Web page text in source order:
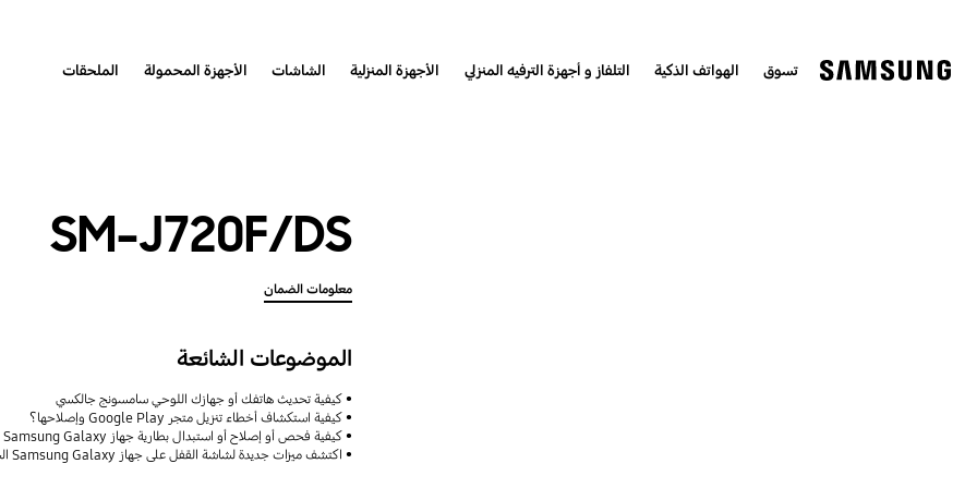
تسوق الهواتف الذكية التلفاز و أجهزة الترفيه المنزلي الأجهزة المنزلية الشاشات الأجهزة المحمولة الملحقات
SM-J720F/DS
معلومات الضمان
الموضوعات الشائعة
كيفية تحديث هاتفك أو جهازك اللوحي سامسونج جالكسي
كيفية استكشاف أخطاء تنزيل متجر Google Play وإصلاحها؟
كيفية فحص أو إصلاح أو استبدال بطارية جهاز Samsung Galaxy
اكتشف ميزات جديدة لشاشة القفل على جهاز Samsung Galaxy الخاص بك